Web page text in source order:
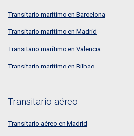
Transitario marítimo en Barcelona
Transitario marítimo en Madrid
Transitario marítimo en Valencia
Transitario marítimo en Bilbao
Transitario aéreo
Transitario aéreo en Madrid